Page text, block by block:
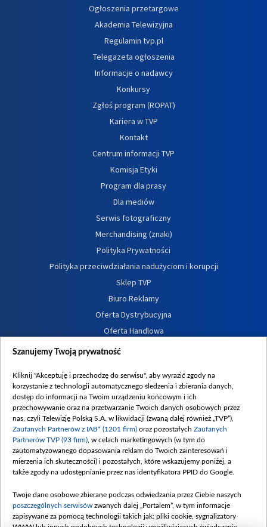
Ogłoszenia przetargowe
Akademia Telewizyjna
Regulamin tvp.pl
Telegazeta ogłoszenia
Informacje o nadawcy
Konkursy
Zgłoś program (ROPAT)
Kariera w TVP
Kontakt
Centrum informacji TVP
Komisja Etyki
Program dla prasy
Dla mediów
Serwis fotograficzny
Merchandising (znaki)
Polityka Prywatności
Polityka przeciwdziałania nadużyciom i korupcji
Sklep TVP
Biuro Reklamy
Oferta Dystrybucyjna
Oferta Handlowa
Dostępność
Procedura zgłoszeń wewnętrznych
Szanujemy Twoją prywatność
Kliknij "Akceptuję i przechodzę do serwisu", aby wyrazić zgody na
korzystanie z technologii automatycznego śledzenia i zbierania danych,
dostęp do informacji na Twoim urządzeniu końcowym i ich
przechowywanie oraz na przetwarzanie Twoich danych osobowych przez
nas, czyli Telewizję Polską S.A. w likwidacji (zwaną dalej również „TVP”),
Zaufanych Partnerów z IAB* (1201 firm) oraz pozostałych Zaufanych
Partnerów TVP (93 firm) , w celach marketingowych (w tym do
zautomatyzowanego dopasowania reklam do Twoich zainteresowań i
mierzenia ich skuteczności) i pozostałych, które wskazujemy poniżej, a
także zgody na udostępnianie przez nas identyfikatora PPID do Google.
Twoje dane osobowe zbierane podczas odwiedzania przez Ciebie naszych
poszczególnych serwisów zwanych dalej „Portalem”, w tym informacje
zapisywane za pomocą technologii takich jak: pliki cookie, sygnalizatory